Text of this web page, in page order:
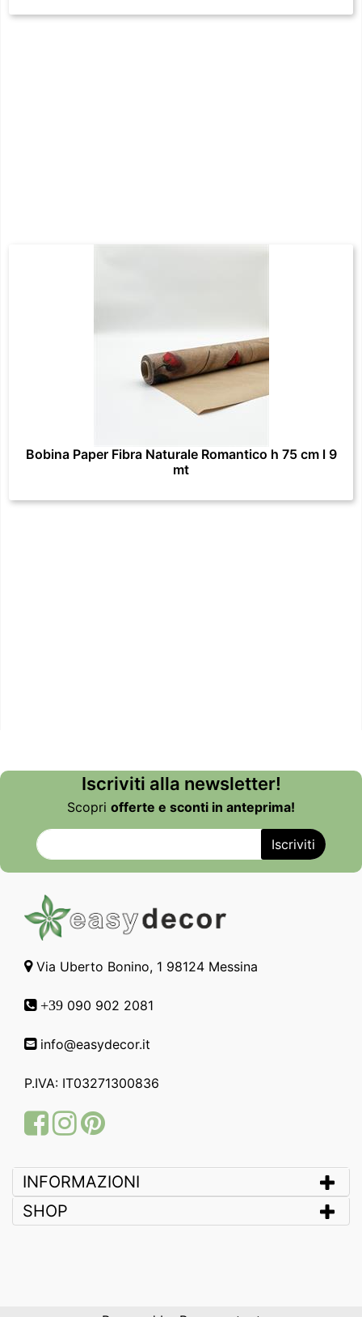
Bobina Paper Fibra Naturale Romantico h 75 cm l 9
mt
Iscriviti alla newsletter!
Scopri offerte e sconti in anteprima!
Via Uberto Bonino, 1 98124 Messina
+39 090 902 2081
info@easydecor.it
P.IVA: IT03271300836
FacebookInstagram
Pinterest
INFORMAZIONI
SHOP